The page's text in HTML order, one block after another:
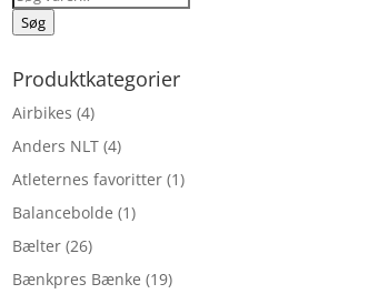
efter:
Søg
Produktkategorier
Airbikes (4)
Anders NLT (4)
Atleternes favoritter (1)
Balancebolde (1)
Bælter (26)
Bænkpres Bænke (19)